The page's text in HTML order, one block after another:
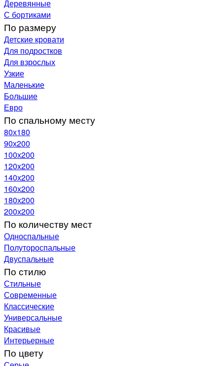
Деревянные
С бортиками
По размеру
Детские кровати
Для подростков
Для взрослых
Узкие
Маленькие
Большие
Евро
По спальному месту
80х180
90х200
100х200
120x200
140х200
160х200
180х200
200х200
По количеству мест
Односпальные
Полутороспальные
Двуспальные
По стилю
Стильные
Современные
Классические
Универсальные
Красивые
Интерьерные
По цвету